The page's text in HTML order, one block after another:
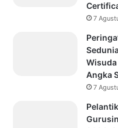
7
Wisuda
Angka
7